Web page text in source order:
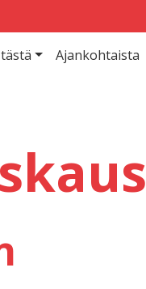
Ajankohtaista